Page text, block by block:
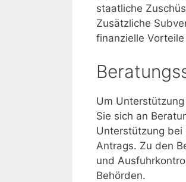
staatliche
Zusätzliche
finanzielle
Um
Sie sich an
Unterstützung bei
Antrags. Zu den
und
Behörden.